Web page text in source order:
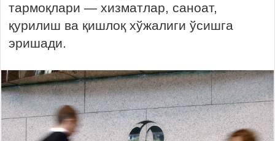
тармоқлари — хизматлар, саноат,
қурилиш ва қишлоқ хўжалиги ўсишга
эришади.